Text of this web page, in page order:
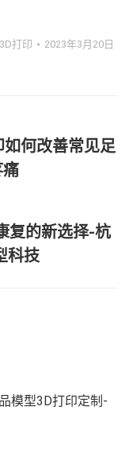
打印 2023年3月20日
何改善常见足
复的新选择-杭
科技
模型3D打印定制-